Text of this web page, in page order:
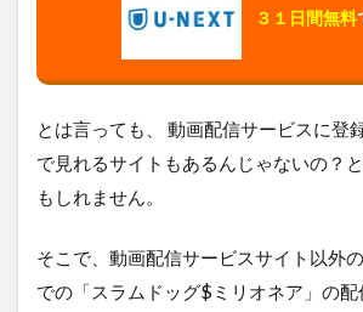
法
ま
め
３１日間無料
とは言っても、 動画配信サービスに登
で見れるサイトもあるんじゃないの？
もしれません。
そこで、動画配信サービスサイト以外
での「スラムドッグ$ミリオネア」の配